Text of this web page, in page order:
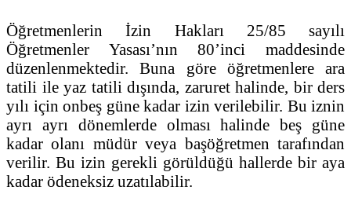
Öğretmenlerin İzin Hakları 25/85 sayılı
Öğretmenler Yasası’nın 80’inci maddesinde
düzenlenmektedir. Buna göre öğretmenlere ara
tatili ile yaz tatili dışında, zaruret halinde, bir ders
yılı için onbeş güne kadar izin verilebilir. Bu iznin
ayrı ayrı dönemlerde olması halinde beş güne
kadar olanı müdür veya başöğretmen tarafından
verilir. Bu izin gerekli görüldüğü hallerde bir aya
kadar ödeneksiz uzatılabilir.